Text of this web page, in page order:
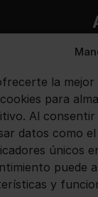
la
para
Al
datos como
únicos
puede
y